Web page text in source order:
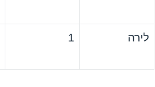
לירה 1